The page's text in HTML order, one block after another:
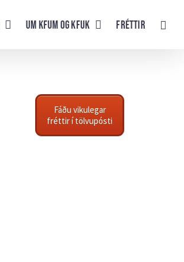
UM KFUM og KFUK Fréttir
Fáðu vikulegar
fréttir í tölvupósti